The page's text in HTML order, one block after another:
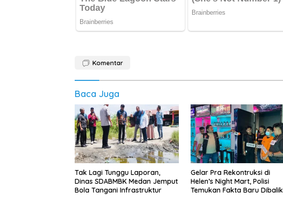
Komentar
Baca Juga
Tak Lagi Tunggu Laporan,
Dinas SDABMBK Medan Jemput
Bola Tangani Infrastruktur
Gelar Pra Rekontruksi di
Helen’s Night Mart, Polisi
Temukan Fakta Baru Dibalik